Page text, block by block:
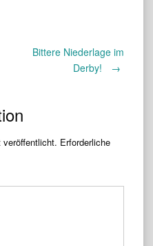
Bittere Niederlage im
Derby!
→
veröffentlicht. Erforderliche